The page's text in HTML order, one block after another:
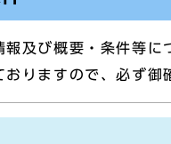
及び概要・条件等に
おりますので、必ず御